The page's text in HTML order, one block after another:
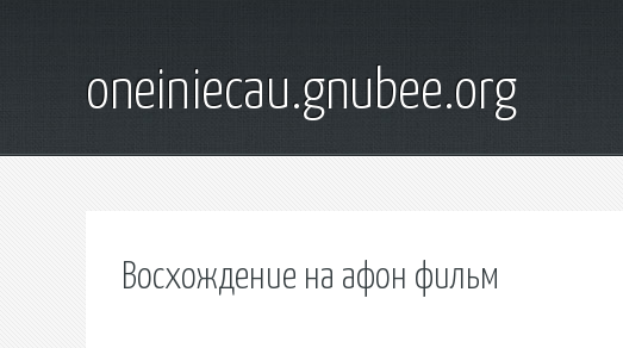
oneiniecau.gnubee.org
Восхождение на афон фильм